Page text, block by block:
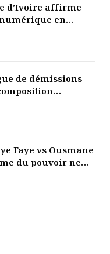
d’Ivoire affirme
en
de démissions
Faye vs Ousmane
du pouvoir ne
les liens de la